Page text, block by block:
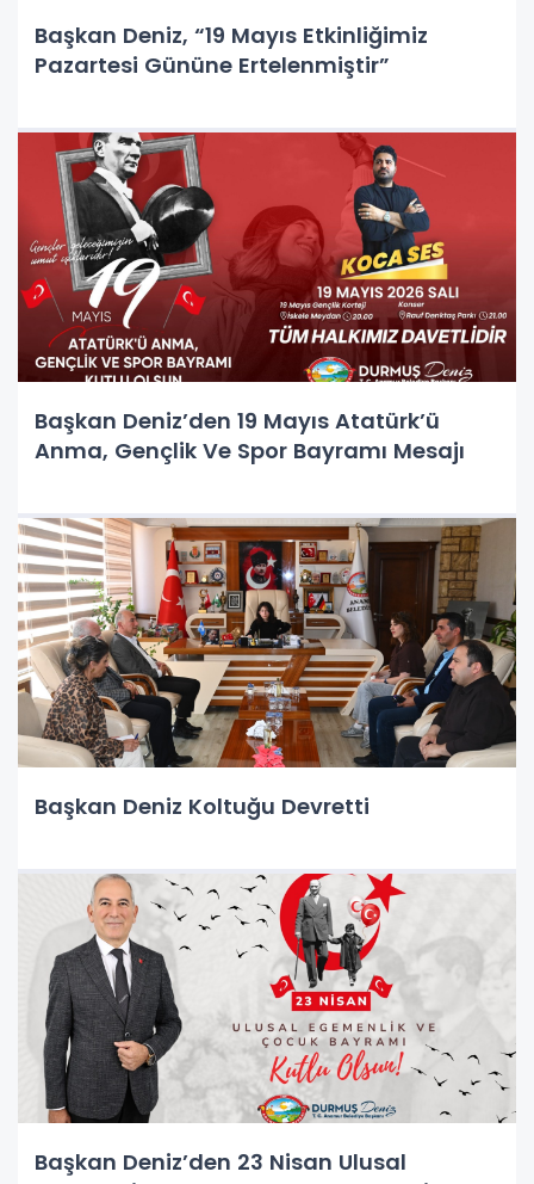
Başkan Deniz, “19 Mayıs Etkinliğimiz
Pazartesi Gününe Ertelenmiştir”
Başkan Deniz’den 19 Mayıs Atatürk’ü
Anma, Gençlik Ve Spor Bayramı Mesajı
Başkan Deniz Koltuğu Devretti
Başkan Deniz’den 23 Nisan Ulusal